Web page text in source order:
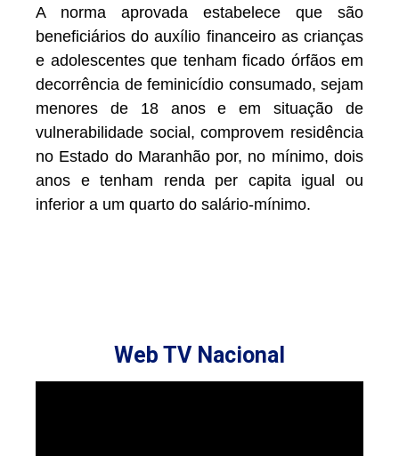
A norma aprovada estabelece que são
beneficiários do auxílio financeiro as crianças
e adolescentes que tenham ficado órfãos em
decorrência de feminicídio consumado, sejam
menores de 18 anos e em situação de
vulnerabilidade social, comprovem residência
no Estado do Maranhão por, no mínimo, dois
anos e tenham renda per capita igual ou
inferior a um quarto do salário-mínimo.
Web TV Nacional